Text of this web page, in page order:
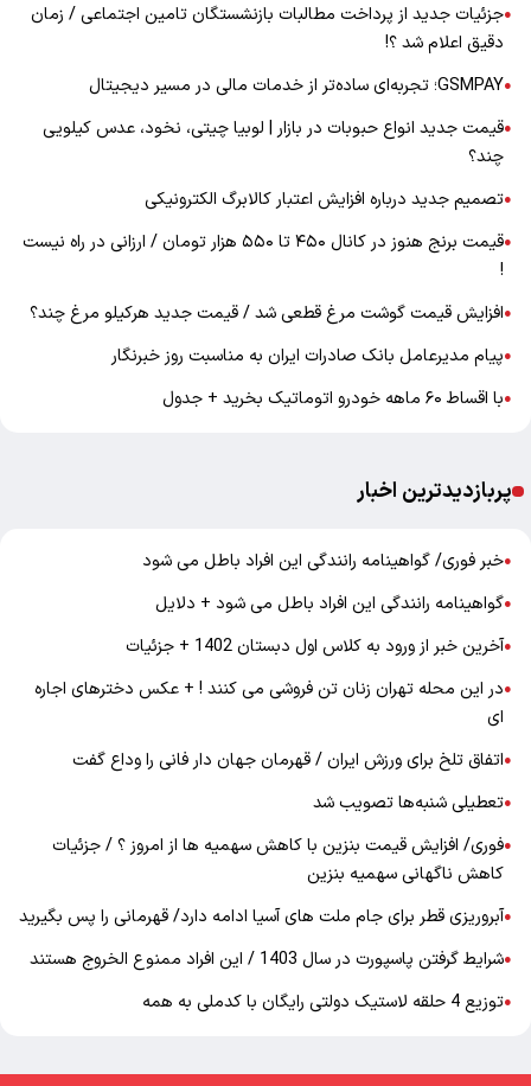
●جزئیات جدید از پرداخت مطالبات بازنشستگان تامین اجتماعی / زمان
دقیق اعلام شد ؟!
●GSMPAY؛ تجربه‌ای ساده‌تر از خدمات مالی در مسیر دیجیتال
●قیمت جدید انواع حبوبات در بازار | لوبیا چیتی، نخود، عدس کیلویی
چند؟
●تصمیم جدید درباره افزایش اعتبار کالابرگ الکترونیکی
●
قیمت برنج هنوز در کانال ۴۵۰ تا ۵۵۰ هزار تومان / ارزانی در راه نیست
!
●افزایش قیمت گوشت مرغ قطعی شد / قیمت جدید هرکیلو مرغ چند؟
●پیام مدیرعامل بانک صادرات ایران به مناسبت روز خبرنگار
●با اقساط ۶۰ ماهه خودرو اتوماتیک بخرید + جدول
پربازدیدترین اخبار
●خبر فوری/ گواهینامه رانندگی این افراد باطل می شود
●گواهینامه رانندگی این افراد باطل می شود + دلایل
●آخرین خبر از ورود به کلاس اول دبستان 1402 + جزئیات
●در این محله تهران زنان تن فروشی می کنند ! + عکس دخترهای اجاره
ای
●اتفاق تلخ برای ورزش ایران / قهرمان جهان دار فانی را وداع گفت
●تعطیلی شنبه‌ها تصویب شد
●فوری/ افزایش قیمت بنزین با کاهش سهمیه ها از امروز ؟ / جزئیات
کاهش ناگهانی سهمیه بنزین
●آبروریزی قطر برای جام ملت های آسیا ادامه دارد/ قهرمانی را پس بگیرید
●شرایط گرفتن پاسپورت در سال 1403 / این افراد ممنوع الخروج هستند
●توزیع 4 حلقه لاستیک دولتی رایگان با کدملی به همه